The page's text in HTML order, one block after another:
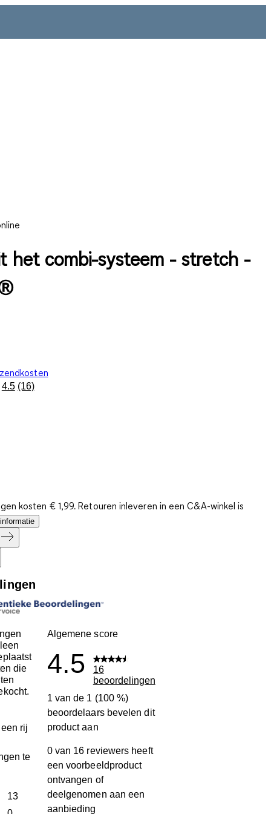
het combi-systeem - stretch -
4.5 Lees
(16)
kosten € 1,99. Retouren inleveren in een C&A-winkel is
die
rij
te
sterren
13
13 beoordelingen met 5 sterren.
Algemene score
4.5
16
beoordelingen
1 van de 1 (100 %)
beoordelaars bevelen dit
product aan
0 van 16 reviewers heeft
een voorbeeldproduct
ontvangen of
deelgenomen aan een
aanbieding